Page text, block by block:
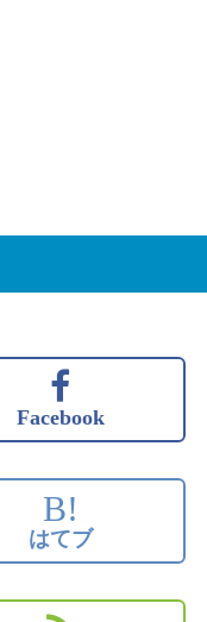
Facebook
B!
はてブ